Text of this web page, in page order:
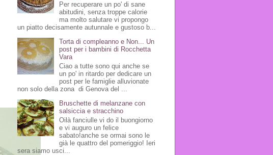
Per recuperare un po' di sane
abitudini, senza troppe calorie
ma molto salutare vi propongo
un piatto decisamente autunnale e gustoso b...
Torta di compleanno e Non... Un
post per i bambini di Rocchetta
Vara
Ciao a tutte sono qui anche se
un po' in ritardo per dedicare un
post per le famiglie alluvionate
non solo della zona di Genova del ...
Bruschette di melanzane con
salsiccia e stracchino
Oilà fanciulle vi do il buongiorno
e vi auguro un felice
sabato!anche se ormai sono le
già le quattro del pomeriggio! Ieri
sera siamo usci...